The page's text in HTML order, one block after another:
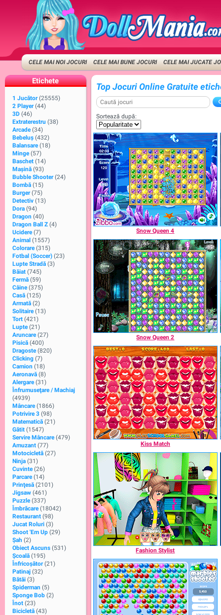
CELE MAI NOI JOCURI CELE MAI BUNE JOCURI CELE MAI JUCATE
Etichete
1 Jucător (25555)
2 Player (44)
3D (46)
Extraterestru (38)
Arcade (34)
Bebeluș (432)
Balansare (18)
Minge (57)
Baschet (14)
Maşină (93)
Bubble Shooter (24)
Bombă (15)
Burger (75)
Detectiv (13)
Dora (94)
Dragon (40)
Dragon Ball Z (4)
Ucidere (7)
Animal (1557)
Colorare (315)
Fotbal (Soccer) (23)
Lupte Stradă (3)
Băiat (745)
Fermă (59)
Câine (375)
Casă (125)
Armată (2)
Solitaire (13)
Tort (421)
Lupte (21)
Aruncare (27)
Pisică (400)
Dragoste (820)
Clicking (7)
Camion (18)
Aeronavă (8)
Alergare (31)
Înfrumuseţare / Machiaj
(4939)
Mâncare (1866)
Potrivire 3 (98)
Matematică (21)
Gătit (1547)
Servire Mâncare (479)
Amuzant (77)
Motocicletă (27)
Ninja (31)
Cuvinte (26)
Parcare (14)
Prinţesă (2101)
Jigsaw (461)
Puzzle (337)
Îmbrăcare (18042)
Restaurant (98)
Jucat Roluri (3)
Shoot 'Em Up (29)
Şah (2)
Obiect Ascuns (531)
Şcoală (195)
Înfricoșător (21)
Patinaj (32)
Bătăi (3)
Spiderman (5)
Sponge Bob (2)
Înot (23)
Bicicletă (43)
Top Jocuri Online Gratuite
Sortează după:
Snow Queen 4
Snow Queen 2
Kiss Match
Fashion Stylist